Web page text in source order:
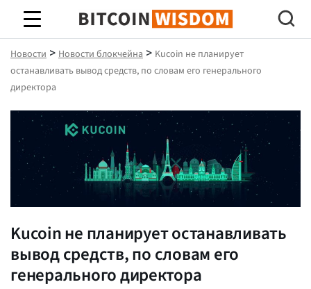
Биткойн Мудрость
Новости > Новости блокчейна > Kucoin не планирует
останавливать вывод средств, по словам его генерального
директора
Kucoin не планирует останавливать
вывод средств, по словам его
генерального директора